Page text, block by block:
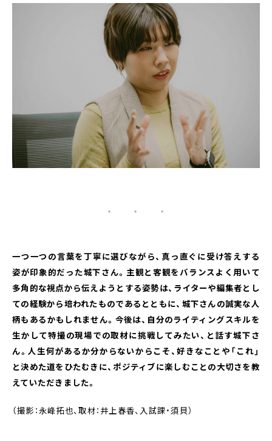
・ ・ ・
一つ一つの言葉を丁寧に選びながら、真っ直ぐに受け答えする
姿が印象的だった城下さん。主観と客観をバランスよく用いて
多角的な視点から伝えようとする姿勢は、ライターや編集者とし
ての経験から培われたものであるとともに、城下さんの誠実な人
柄もあるかもしれません。今後は、自分のライティングスキルを
生かして特撮の現場での取材に挑戦してみたい、と話す城下さ
ん。人生何があるか分からないからこそ、好きなことや「これ」
と決めた道をひたむきに、ポジティブに楽しむことの大切さを教
えていただきました。
（撮影：永峰拓也、取材：井上春香、入試課・須貝）